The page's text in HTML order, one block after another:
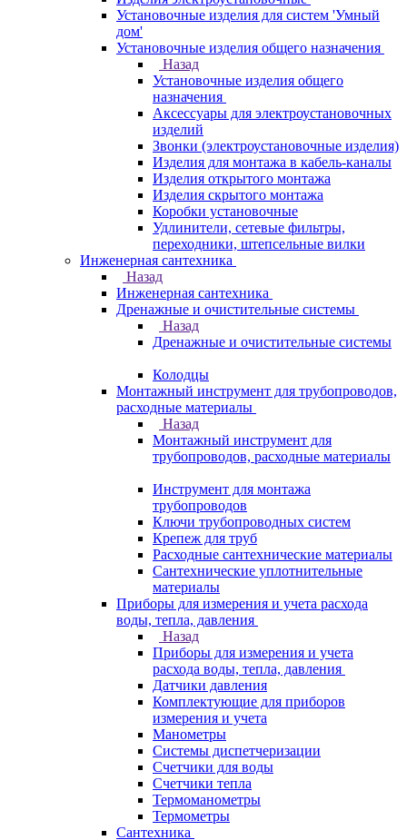
Установочные изделия для систем 'Умный
дом'
Установочные изделия общего назначения
Назад
Установочные изделия общего
назначения
Аксессуары для электроустановочных
изделий
Звонки (электроустановочные изделия)
Изделия для монтажа в кабель-каналы
Изделия открытого монтажа
Изделия скрытого монтажа
Коробки установочные
Удлинители, сетевые фильтры,
переходники, штепсельные вилки
Инженерная сантехника
Назад
Инженерная сантехника
Дренажные и очистительные системы
Назад
Дренажные и очистительные системы
Колодцы
Монтажный инструмент для трубопроводов,
расходные материалы
Назад
Монтажный инструмент для
трубопроводов, расходные материалы
Инструмент для монтажа
трубопроводов
Ключи трубопроводных систем
Крепеж для труб
Расходные сантехнические материалы
Сантехнические уплотнительные
материалы
Приборы для измерения и учета расхода
воды, тепла, давления
Назад
Приборы для измерения и учета
расхода воды, тепла, давления
Датчики давления
Комплектующие для приборов
измерения и учета
Манометры
Системы диспетчеризации
Счетчики для воды
Счетчики тепла
Термоманометры
Термометры
Сантехника